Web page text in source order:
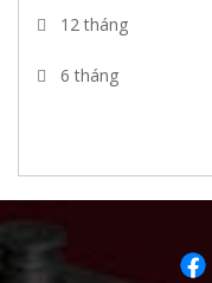
Pebco
REVERE
12 tháng
6 tháng